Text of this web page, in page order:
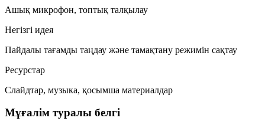
Ашық микрофон, топтық талқылау
Негізгі идея
Пайдалы тағамды таңдау және тамақтану режимін сақтау
Ресурстар
Слайдтар, музыка, қосымша материалдар
Мұғалім туралы белгі